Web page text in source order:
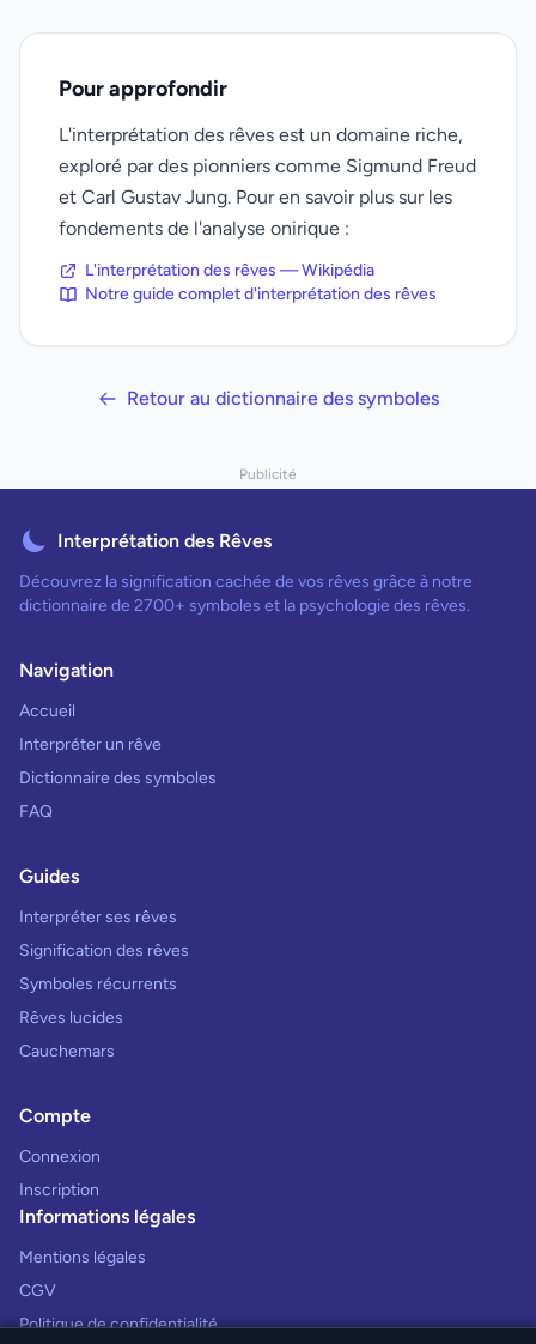
Pour approfondir
L'interprétation des rêves est un domaine riche,
exploré par des pionniers comme Sigmund Freud
et Carl Gustav Jung. Pour en savoir plus sur les
fondements de l'analyse onirique :
L'interprétation des rêves — Wikipédia
Notre guide complet d'interprétation des rêves
Retour au dictionnaire des symboles
Publicité
Interprétation des Rêves
Découvrez la signification cachée de vos rêves grâce à notre
dictionnaire de 2700+ symboles et la psychologie des rêves.
Navigation
Accueil
Interpréter un rêve
Dictionnaire des symboles
FAQ
Guides
Interpréter ses rêves
Signification des rêves
Symboles récurrents
Rêves lucides
Cauchemars
Compte
Connexion
Inscription
Informations légales
Mentions légales
CGV
Politique de confidentialité